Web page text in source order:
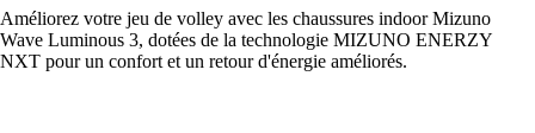
Améliorez votre jeu de volley avec les chaussures indoor Mizuno
Wave Luminous 3, dotées de la technologie MIZUNO ENERZY
NXT pour un confort et un retour d'énergie améliorés.